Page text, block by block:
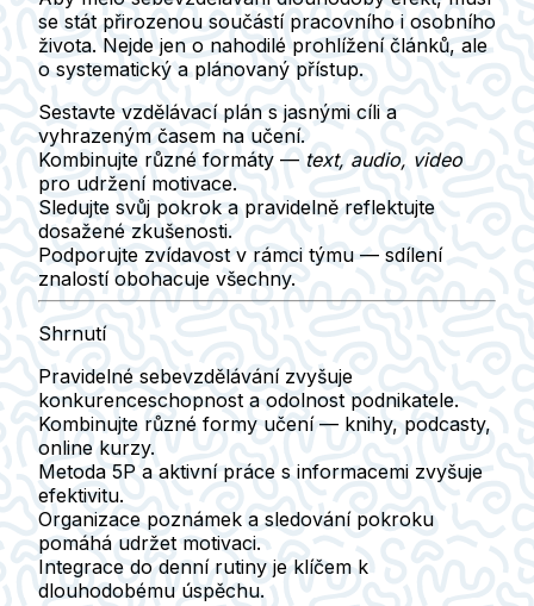
se stát přirozenou součástí pracovního i osobního
života. Nejde jen o nahodilé prohlížení článků, ale
o systematický a plánovaný přístup.
Sestavte vzdělávací plán s jasnými cíli a
vyhrazeným časem na učení.
Kombinujte různé formáty — text, audio, video
pro udržení motivace.
Sledujte svůj pokrok a pravidelně reflektujte
dosažené zkušenosti.
Podporujte zvídavost v rámci týmu — sdílení
znalostí obohacuje všechny.
Shrnutí
Pravidelné sebevzdělávánízvyšuje
konkurenceschopnost a odolnost podnikatele.
Kombinujte různé formy učení — knihy, podcasty,
online kurzy.
Metoda 5P a aktivní práce s informacemi zvyšuje
efektivitu.
Organizace poznámek a sledování pokroku
pomáhá udržet motivaci.
Integrace do denní rutiny je klíčem k
dlouhodobému úspěchu.